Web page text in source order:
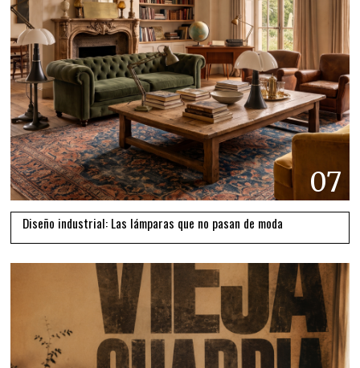
07
Diseño industrial: Las lámparas que no pasan de moda